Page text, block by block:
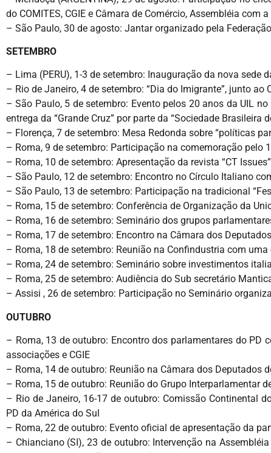
do COMITES, CGIE e Câmara de Comércio, Assembléia com
– São Paulo, 30 de agosto: Jantar organizado pela
SETEMBRO
– Lima (PERU), 1-3 de setembro: Inauguração da nova sede
– Rio de Janeiro, 4 de setembro: “Dia do Imigrante”, junto
– São Paulo, 5 de setembro: Evento pelos 20 anos da UIL
entrega da “Grande Cruz” por parte da “Sociedade Brasileira
– Florença, 7 de setembro: Mesa Redonda sobre “políticas
– Roma, 9 de setembro: Participação na comemoração pelo
– Roma, 10 de setembro: Apresentação da revista “CT
– São Paulo, 12 de setembro: Encontro no Círculo Italiano
– São Paulo, 13 de setembro: Participação na tradicional
– Roma, 15 de setembro: Conferência de Organização da
– Roma, 16 de setembro: Seminário dos grupos
– Roma, 17 de setembro: Encontro na Câmara dos
– Roma, 18 de setembro: Reunião na Confindustria com
– Roma, 24 de setembro: Seminário sobre investimentos
– Roma, 25 de setembro: Audiência do Sub secretário
– Assisi , 26 de setembro: Participação no Seminário
OUTUBRO
– Roma, 13 de outubro: Encontro dos parlamentares do
associações e CGIE
– Roma, 14 de outubro: Reunião na Câmara dos Deputados
– Roma, 15 de outubro: Reunião do Grupo Interparlamentar
– Rio de Janeiro, 16-17 de outubro: Comissão Continental
PD da América do Sul
– Roma, 22 de outubro: Evento oficial de apresentação da
– Chianciano (SI), 23 de outubro: Intervenção na